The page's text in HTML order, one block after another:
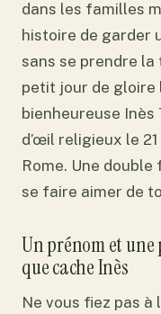
dans les familles
histoire de garder
sans se prendre la
petit jour de gloire
bienheureuse Inès
d’œil religieux le
Rome. Une
se faire aimer de
Un prénom et une
que cache Inès
Ne vous fiez pas à